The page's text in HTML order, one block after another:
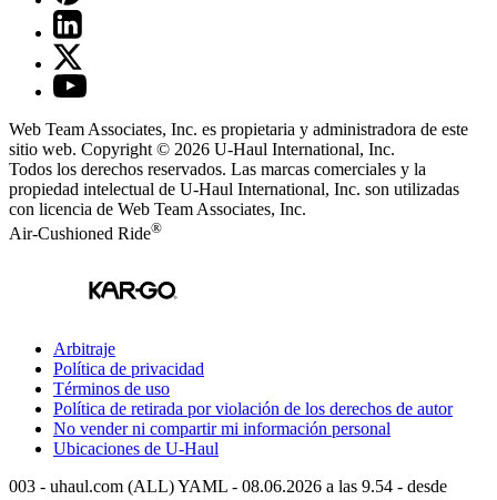
Web Team Associates, Inc. es propietaria y administradora de este
sitio web. Copyright © 2026 U-Haul International, Inc.
Todos los derechos reservados. Las marcas comerciales y la
propiedad intelectual de U-Haul International, Inc. son utilizadas
con licencia de Web Team Associates, Inc.
Air-Cushioned Ride®
Arbitraje
Política de privacidad
Términos de uso
Política de retirada por violación de los derechos de autor
No vender ni compartir mi información personal
Ubicaciones de U-Haul
003 - uhaul.com (ALL) YAML - 08.06.2026 a las 9.54 - desde